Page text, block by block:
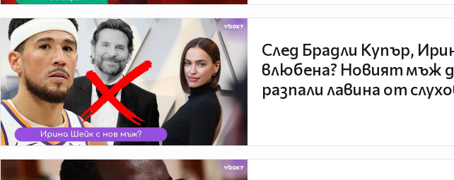
След Брадли Купър,
влюбена? Новият мъж
разпали лавина от